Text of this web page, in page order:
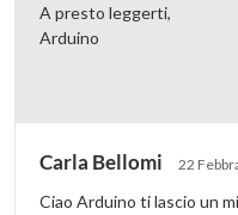
A presto leggerti,
Arduino
Carla Bellomi 22
Ciao Arduino ti lascio un